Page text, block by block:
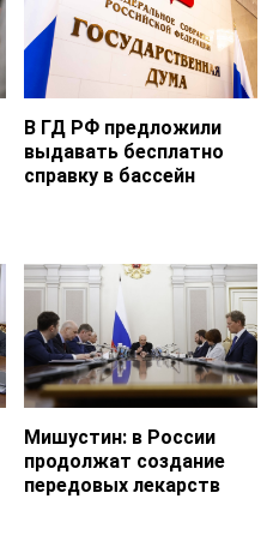
В ГД РФ предложили
выдавать бесплатно
справку в бассейн
Мишустин: в России
продолжат создание
передовых лекарств